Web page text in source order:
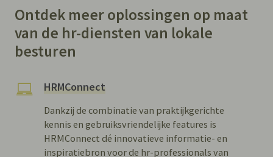
Ontdek meer oplossingen op maat
van de hr-diensten van lokale
besturen
HRMConnect
Dankzij de combinatie van praktijkgerichte
kennis en gebruiksvriendelijke features is
HRMConnect dé innovatieve informatie- en
inspiratiebron voor de hr-professionals van